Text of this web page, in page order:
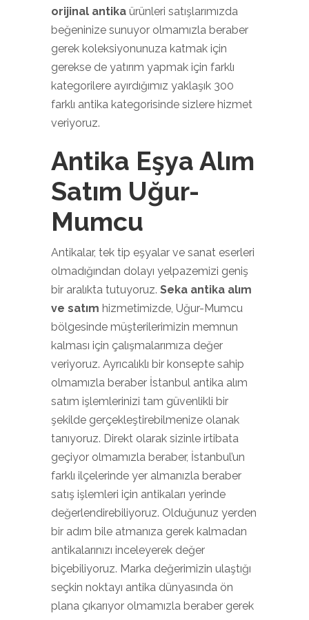
orijinal antika ürünleri satışlarımızda
beğeninize sunuyor olmamızla beraber
gerek koleksiyonunuza katmak için
gerekse de yatırım yapmak için farklı
kategorilere ayırdığımız yaklaşık 300
farklı antika kategorisinde sizlere hizmet
veriyoruz.
Antika Eşya Alım
Satım Uğur-
Mumcu
Antikalar, tek tip eşyalar ve sanat eserleri
olmadığından dolayı yelpazemizi geniş
bir aralıkta tutuyoruz. Seka antika alım
ve satım hizmetimizde, Uğur-Mumcu
bölgesinde müşterilerimizin memnun
kalması için çalışmalarımıza değer
veriyoruz. Ayrıcalıklı bir konsepte sahip
olmamızla beraber İstanbul antika alım
satım işlemlerinizi tam güvenlikli bir
şekilde gerçekleştirebilmenize olanak
tanıyoruz. Direkt olarak sizinle irtibata
geçiyor olmamızla beraber, İstanbul’un
farklı ilçelerinde yer almanızla beraber
satış işlemleri için antikaları yerinde
değerlendirebiliyoruz. Olduğunuz yerden
bir adım bile atmanıza gerek kalmadan
antikalarınızı inceleyerek değer
biçebiliyoruz. Marka değerimizin ulaştığı
seçkin noktayı antika dünyasında ön
plana çıkarıyor olmamızla beraber gerek